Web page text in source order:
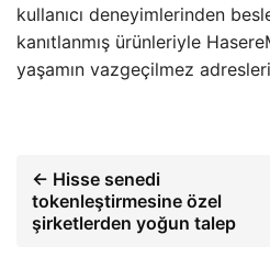
kullanıcı deneyimlerinden
kanıtlanmış ürünleriyle
yaşamın vazgeçilmez
← Hisse senedi
tokenleştirmesine özel
şirketlerden yoğun talep